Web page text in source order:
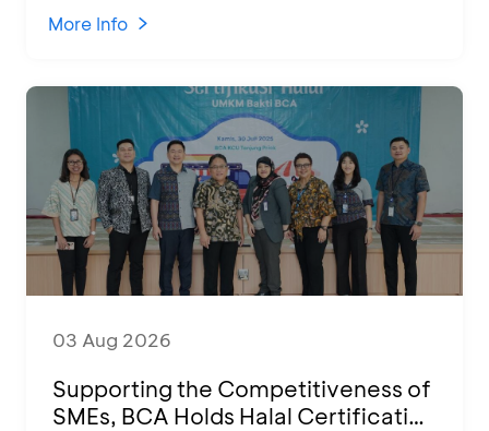
2026
More Info
03 Aug 2026
Supporting the Competitiveness of
SMEs, BCA Holds Halal Certification